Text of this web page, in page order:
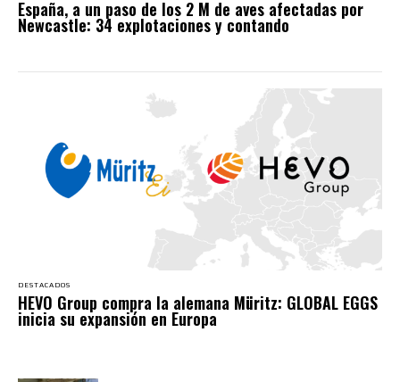
España, a un paso de los 2 M de aves afectadas por
Newcastle: 34 explotaciones y contando
DESTACADOS
HEVO Group compra la alemana Müritz: GLOBAL EGGS
inicia su expansión en Europa